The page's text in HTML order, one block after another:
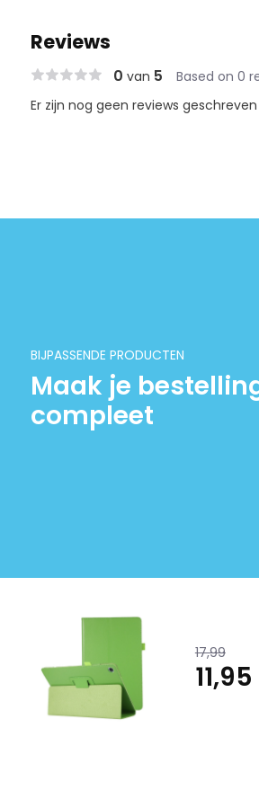
Reviews
0 van 5 Based on 0
Er zijn nog geen reviews
BIJPASSENDE PRODUCTEN
Maak je
compleet
17,99
11,95